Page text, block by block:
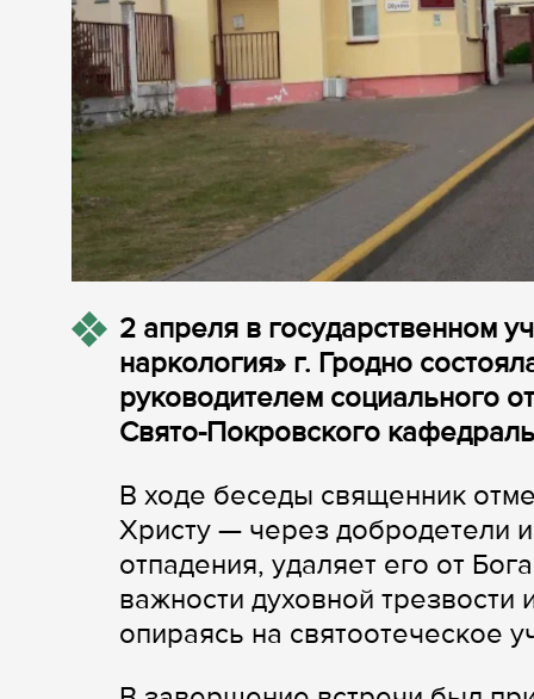
2 апреля в государственном
наркология» г. Гродно
руководителем социального
Свято-Покровского
В ходе беседы священник
Христу — через добродетели
отпадения, удаляет его от
важности духовной
опираясь на святоотеческое